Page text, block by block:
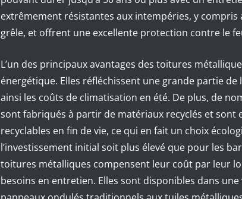
extrêmement résistantes aux intempéries, y compris
grêle, et offrent une excellente protection contre le
L’un des principaux avantages des toitures
énergétique. Elles réfléchissent une grande partie
ainsi les coûts de climatisation en été. De plus, de
sont fabriqués à partir de matériaux recyclés et sont
recyclables en fin de vie, ce qui en fait un choix
l’investissement initial soit plus élevé que pour les
toitures métalliques compensent leur coût par leur
besoins en entretien. Elles sont disponibles dans une